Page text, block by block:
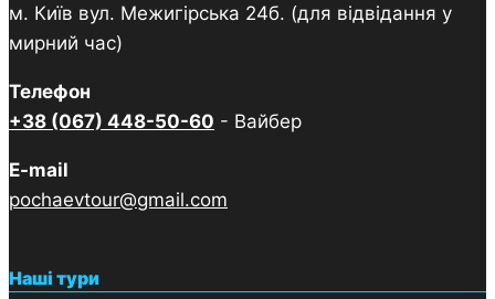
м. Київ вул. Межигірська 24б. (для відвідання у
мирний час)
Телефон
+38 (067) 448-50-60 - Вайбер
E-mail
pochaevtour@gmail.com
Наші тури